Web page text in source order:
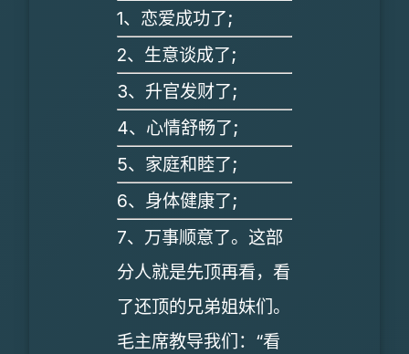
1、恋爱成功了;
2、生意谈成了;
3、升官发财了;
4、心情舒畅了;
5、家庭和睦了;
6、身体健康了;
7、万事顺意了。这部
分人就是先顶再看，看
了还顶的兄弟姐妹们。
毛主席教导我们：“看